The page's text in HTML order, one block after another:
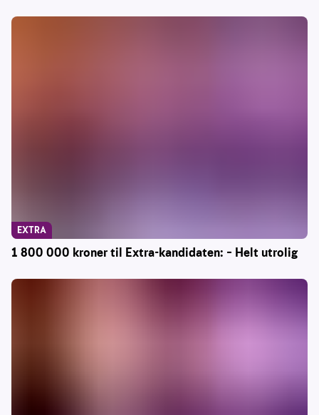
1 800 000 kroner til Extra-kandidaten: – Helt utrolig
EXTRA